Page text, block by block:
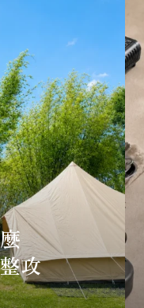
攻
營
推
薦
｜
第
一
次
露
營
就
上
手